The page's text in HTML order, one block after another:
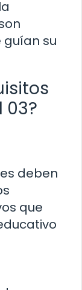
su
03?
deben
que